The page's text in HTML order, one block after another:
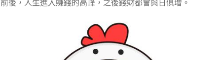
前後，人生進入賺錢的高峰，之後錢財都會與日俱增。